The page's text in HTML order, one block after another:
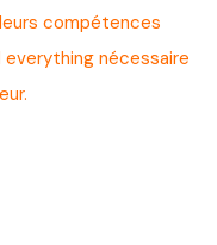
compétences
nécessaire